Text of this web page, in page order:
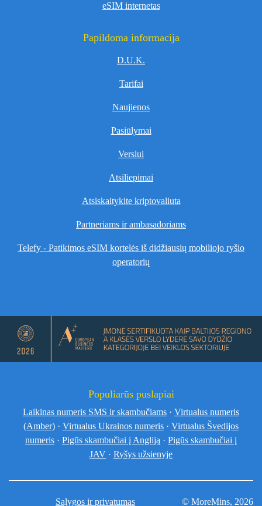
eSIM internetas
Papildoma informacija
D.U.K.
Tarifai
Naujienos
Pasiūlymai
Verslui
Atsiliepimai
Atsiskaitykite kriptovaliuta
Partneriams ir ambasadoriams
Telefy - Patikimos eSIM kortelės iš didžiausių mobiliojo ryšio
operatorių
Populiarūs puslapiai
Laikinas numeris SMS ir skambučiams · Virtualus numeris
(Amber) · Virtualus Ukrainos numeris · Virtualus Švedijos
numeris · Pigūs skambučiai į Angliją · Pigūs skambučiai į
JAV · Ryšys užsienyje
Sąlygos ir privatumas © MoreMins, 2026